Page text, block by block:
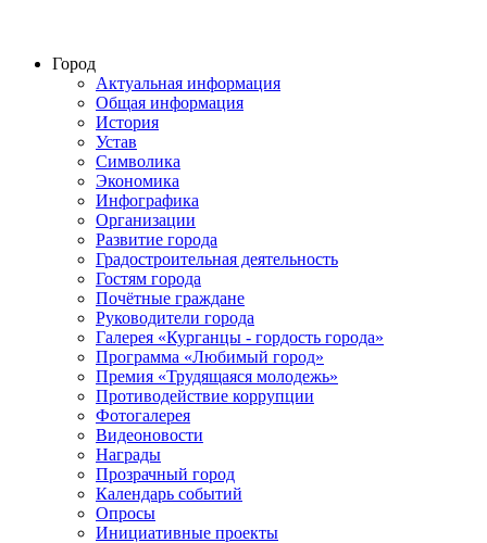
Город
Актуальная информация
Общая информация
История
Устав
Символика
Экономика
Инфографика
Организации
Развитие города
Градостроительная деятельность
Гостям города
Почётные граждане
Руководители города
Галерея «Курганцы - гордость города»
Программа «Любимый город»
Премия «Трудящаяся молодежь»
Противодействие коррупции
Фотогалерея
Видеоновости
Награды
Прозрачный город
Календарь событий
Опросы
Инициативные проекты